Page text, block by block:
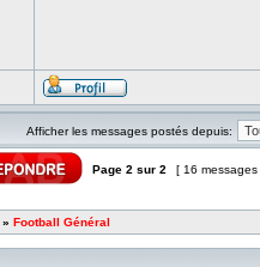
Afficher les messages postés depuis:
Page 2 sur 2 [ 16
» Football Général